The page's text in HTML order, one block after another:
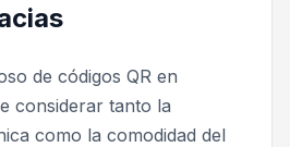
de códigos QR en
considerar tanto la
como la comodidad del